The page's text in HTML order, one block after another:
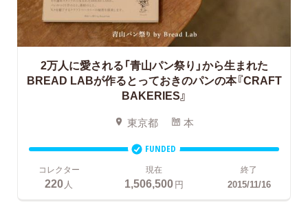
2万人に愛される「青山パン祭り」から生まれた
BREAD LABが作るとっておきのパンの本『CRAFT
BAKERIES』
東京都 本
FUNDED
コレクター
220人
現在
1,506,500円
終了
2015/11/16